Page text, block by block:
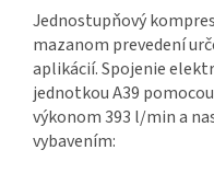
Jednostupňový
mazanom prevedení
aplikácií. Spojenie
jednotkou A39
výkonom 393 l/min a
vybavením: